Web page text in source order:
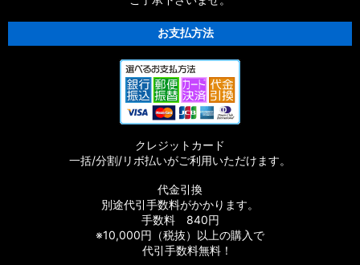
お支払方法
クレジットカード
一括/分割/リボ払いがご利用いただけます。
代金引換
別途代引手数料がかかります。
手数料 840円
※10,000円（税抜）以上の購入で
代引手数料無料！